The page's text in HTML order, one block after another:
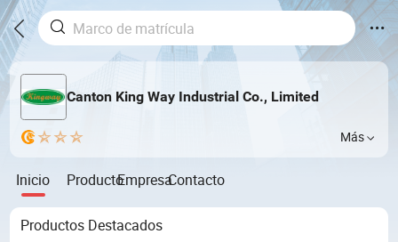
Canton King Way Industrial Co., Limited
Más
Inicio ProductoEmpresaContacto
Productos Destacados